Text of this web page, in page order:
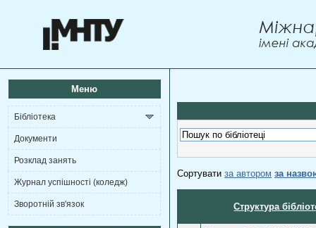
Меню
Бібліотека
Документи
Розклад занять
Журнал успішності (коледж)
Зворотній зв'язок
Сортувати за автором за
Структура